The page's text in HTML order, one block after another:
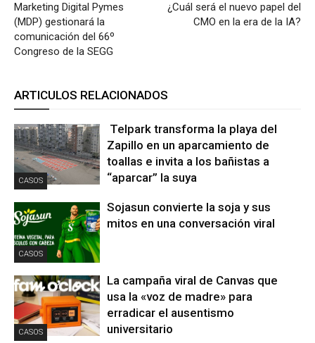
Marketing Digital Pymes
(MDP) gestionará la
comunicación del 66º
Congreso de la SEGG
¿Cuál será el nuevo papel del
CMO en la era de la IA?
ARTICULOS RELACIONADOS
CASOS
Telpark transforma la playa del
Zapillo en un aparcamiento de
toallas e invita a los bañistas a
“aparcar” la suya
CASOS
Sojasun convierte la soja y sus
mitos en una conversación viral
CASOS
La campaña viral de Canvas que
usa la «voz de madre» para
erradicar el ausentismo
universitario